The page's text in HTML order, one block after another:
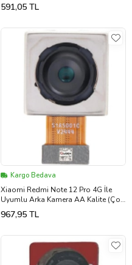
591,05 TL
Kargo Bedava
Xiaomi Redmi Note 12 Pro 4G İle
Uyumlu Arka Kamera AA Kalite (Çok
Renkli)
967,95 TL